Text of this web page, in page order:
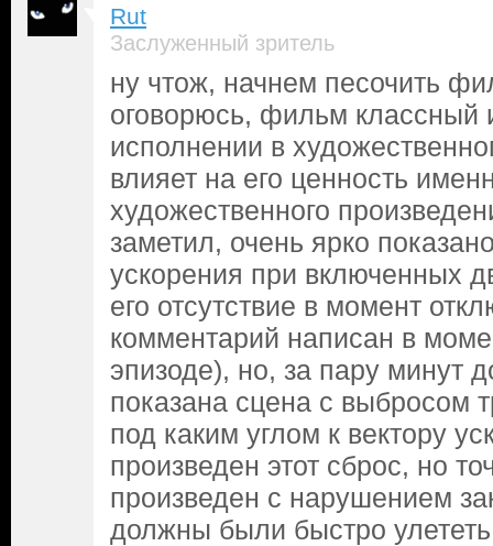
Rut
Заслуженный зритель
ну чтож, начнем песочить
оговорюсь, фильм классный
исполнении в
влияет на его ценность
художественного
заметил, очень ярко
ускорения при включенных
его отсутствие в момент
комментарий написан в
эпизоде), но, за пару минут
показана сцена с выбросом
под каким углом к вектору
произведен этот сброс, но
произведен с нарушением
должны были быстро